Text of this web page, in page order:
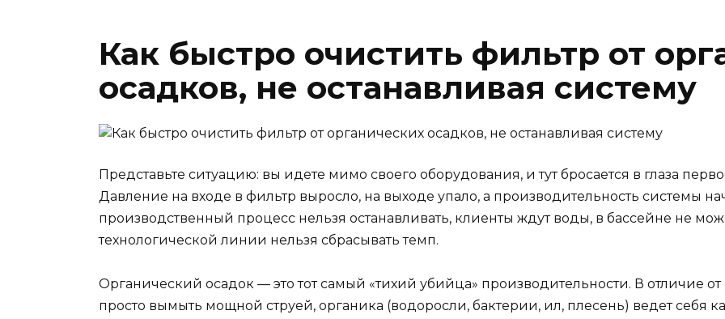
Как быстро очистить фильтр от
осадков, не останавливая систему
Представьте ситуацию: вы идете мимо своего оборудования, и тут бросается в глаза
Давление на входе в фильтр выросло, на выходе упало, а производительность системы
производственный процесс нельзя останавливать, клиенты ждут воды, в бассейне не
технологической линии нельзя сбрасывать темп.
Органический осадок — это тот самый «тихий убийца» производительности. В отличие
просто вымыть мощной струей, органика (водоросли, бактерии, ил, плесень) ведет себя